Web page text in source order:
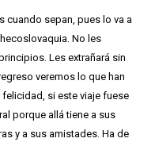
cuando sepan, pues lo va a
No les
Les extrañará sin
veremos lo que han
felicidad, si este viaje fuese
porque allá tiene a sus
y a sus amistades. Ha de